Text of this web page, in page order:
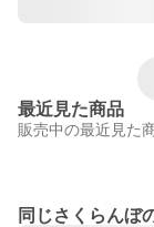
最近見た商品
販売中の最近見た
同じさくらんぼ